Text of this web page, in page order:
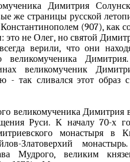
Димитрия
же страницы русской
(907), как
это не Олег, но святой
верили, что они
великомученика
великомученик
- так сливался этот образ
великомученика Димитрия
Руси. К началу 70-х
монастыря в
Златоверхий
Мудрого, великим